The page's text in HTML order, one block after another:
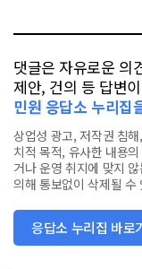
댓글은 자유로운 의
제안, 건의 등 답변
민원 응답소 누리집
상업성 광고, 저작권 침
치적 목적, 유사한 내용
거나 운영 취지에 맞지
의해 통보없이 삭제될 수
응답소 누리집 바로